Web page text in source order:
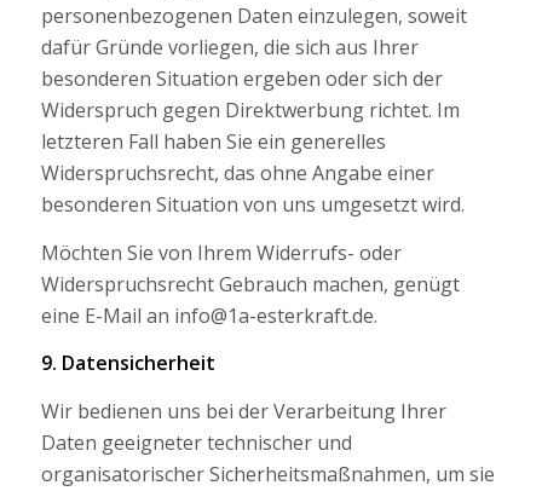
personenbezogenen Daten einzulegen, soweit
dafür Gründe vorliegen, die sich aus Ihrer
besonderen Situation ergeben oder sich der
Widerspruch gegen Direktwerbung richtet. Im
letzteren Fall haben Sie ein generelles
Widerspruchsrecht, das ohne Angabe einer
besonderen Situation von uns umgesetzt wird.
Möchten Sie von Ihrem Widerrufs- oder
Widerspruchsrecht Gebrauch machen, genügt
eine E-Mail an info@1a-esterkraft.de.
9. Datensicherheit
Wir bedienen uns bei der Verarbeitung Ihrer
Daten geeigneter technischer und
organisatorischer Sicherheitsmaßnahmen, um sie